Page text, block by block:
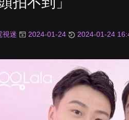
視迷 2024-01-24 2024-01-24